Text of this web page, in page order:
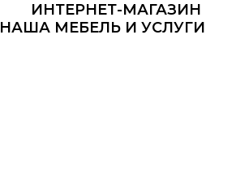
ИНТЕРНЕТ-МАГАЗИН
НАША МЕБЕЛЬ И УСЛУГИ